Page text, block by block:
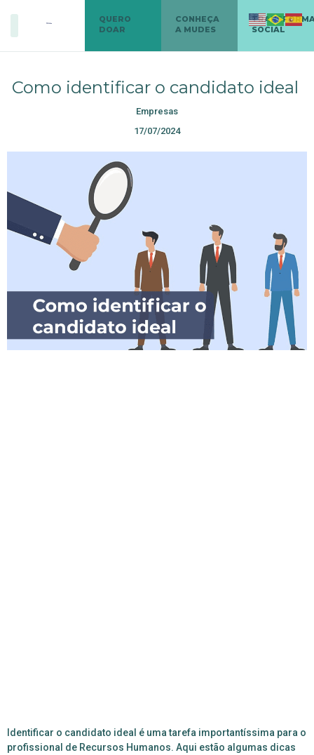
QUERO
DOAR
CONHEÇA
A MUDES
SOCIAL
Como identificar o candidato ideal
Empresas
17/07/2024
Identificar o candidato ideal é uma tarefa importantíssima para o
profissional de Recursos Humanos. Aqui estão algumas dicas